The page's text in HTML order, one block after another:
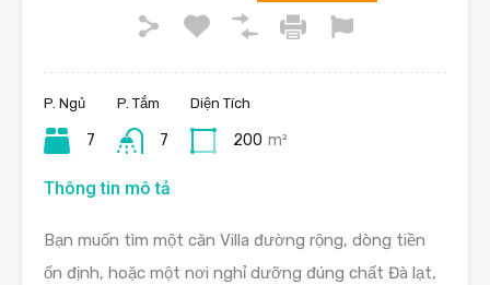
P. Ngủ
7
P. Tắm
7
Diện Tích
200 m²
Thông tin mô tả
Bạn muốn tìm một căn Villa đường rộng, dòng tiền
ổn định, hoặc một nơi nghỉ dưỡng đúng chất Đà lạt,